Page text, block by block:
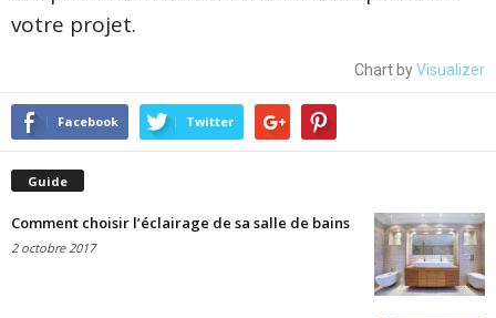
votre projet.
Chart byVisualizer
Facebook Twitter
Guide
Comment choisir l’éclairage de sa salle de bains
2 octobre 2017